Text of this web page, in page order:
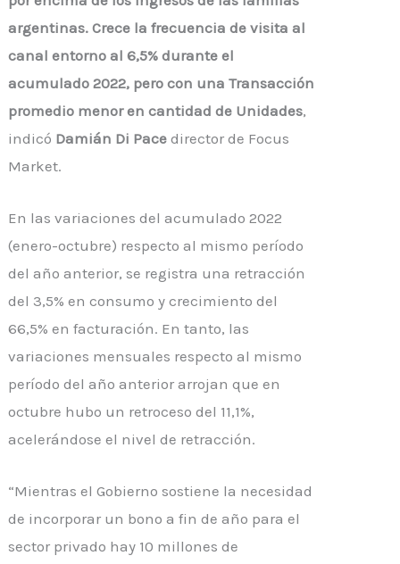
argentinas. Crece la frecuencia de visita al
canal entorno al 6,5% durante el
acumulado 2022, pero con una Transacción
promedio menor en cantidad de Unidades,
indicó Damián Di Pacedirector de Focus
Market.
En las variaciones del acumulado 2022
(enero-octubre) respecto al mismo período
del año anterior, se registra una retracción
del 3,5% en consumo y crecimiento del
66,5% en facturación. En tanto, las
variaciones mensuales respecto al mismo
período del año anterior arrojan que en
octubre hubo un retroceso del 11,1%,
acelerándose el nivel de retracción.
“Mientras el Gobierno sostiene la necesidad
de incorporar un bono a fin de año para el
sector privado hay 10 millones de